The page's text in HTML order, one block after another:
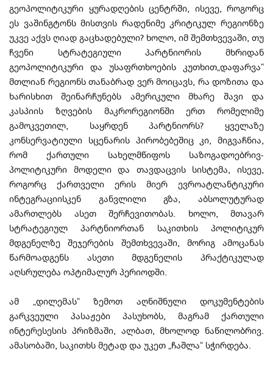
გეოპოლიტიკური ყურადღების ცენტრში, ისევე, როგორც
ეს ვაშინგტონს მისთვის რადენიმე კრიტიკულ რეგიონზე
უკვე აქვს ღიად გაცხადებული? ხოლო, იმ შემთხვევაში, თუ
ჩვენი სტრატეგიული პარტნიორის მხრიდან
გეოპოლიტიკური და უსაფრთხოების კუთხით„დაფარვა“
მთლიან რეგიონს თანაბრად ვერ მოიცავს, რა დოზითა და
ხარისხით შეინარჩუნებს ამერიკული მხარე შავი და
კასპიის ზღვების მაკრორეგიონში ერთ რომელიმე
გამოკვეთილ, საყრდენ პარტნიორს? ყველაზე
კონსერვატიული სცენარის პირობებეშიც კი, მიგვაჩნია,
რომ ქართული სახელმწიფოს საზოგადოებრივ-
პოლიტიკური მოდელი და თავდაცვის სისტემა, ისევე,
როგორც ქართველი ერის მიერ ევროატლანტიკური
ინტეგრაციისკენ განვლილი გზა, აბსოლუტურად
ამართლებს ასეთ შერჩევითობას. ხოლო, მთავარ
სტრატეგიულ პარტნიორთან საკითხის პოლიტიკურ
მდგენელზე შეჯერების შემთხვევაში, მორიგ ამოცანას
წარმოადგენს ასეთი მდგენელის პრაქტიკულად
აღსრულება ოპტიმალურ პერიოდში.
ამ „დილემას“ ზემოთ აღნიშნული დოკუმენტების
გარკვეული პასაჟები პასუხობს, მაგრამ ქართული
ინტერესესის პრიზმაში, ალბათ, მხოლოდ ნაწილობრივ.
ამასობაში, საკითხს მეტად და უკეთ „ჩაშლა“ სჭირდება.